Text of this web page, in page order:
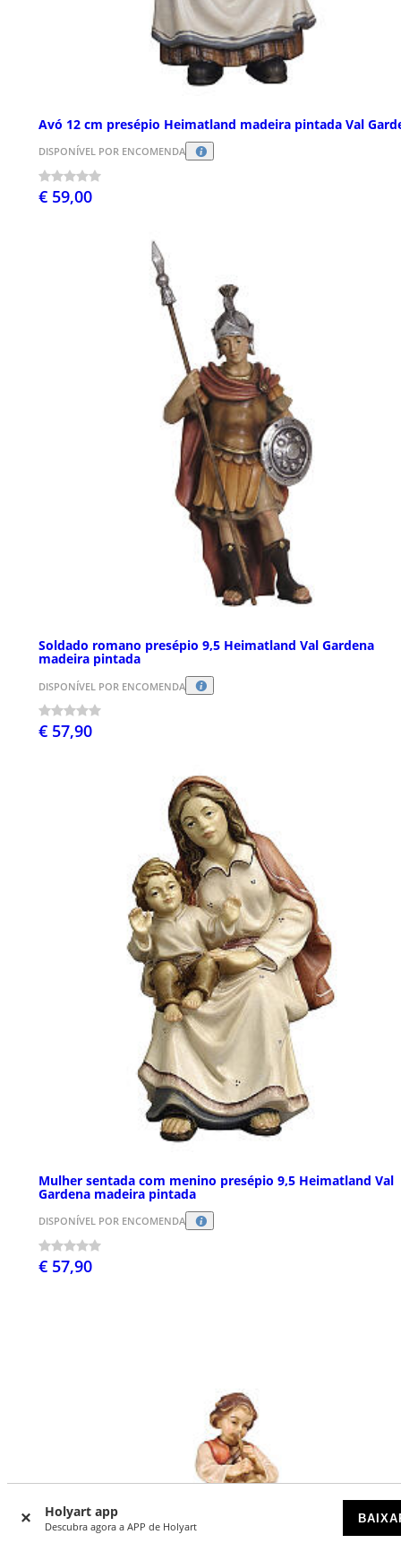
Holyart app
Descubra agora a APP de Holyart
Avó 12 cm presépio Heimatland madeira pintada Val
DISPONÍVEL POR ENCOMENDA
€ 59,00
Soldado romano presépio 9,5 Heimatland Val Gardena
madeira pintada
DISPONÍVEL POR ENCOMENDA
€ 57,90
Mulher sentada com menino presépio 9,5 Heimatland Val
Gardena madeira pintada
DISPONÍVEL POR ENCOMENDA
€ 57,90